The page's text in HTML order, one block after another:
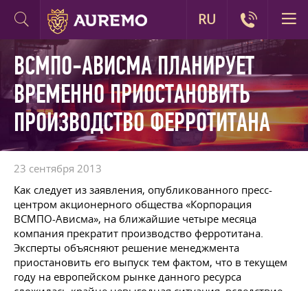
ВСМПО-АВИСМА ПЛАНИРУЕТ
ВРЕМЕННО ПРИОСТАНОВИТЬ
ПРОИЗВОДСТВО ФЕРРОТИТАНА
23 сентября 2013
Как следует из заявления, опубликованного пресс-
центром акционерного общества «Корпорация
ВСМПО-Ависма», на ближайшие четыре месяца
компания прекратит производство ферротитана.
Эксперты объясняют решение менеджмента
приостановить его выпуск тем фактом, что в текущем
году на европейском рынке данного ресурса
RU